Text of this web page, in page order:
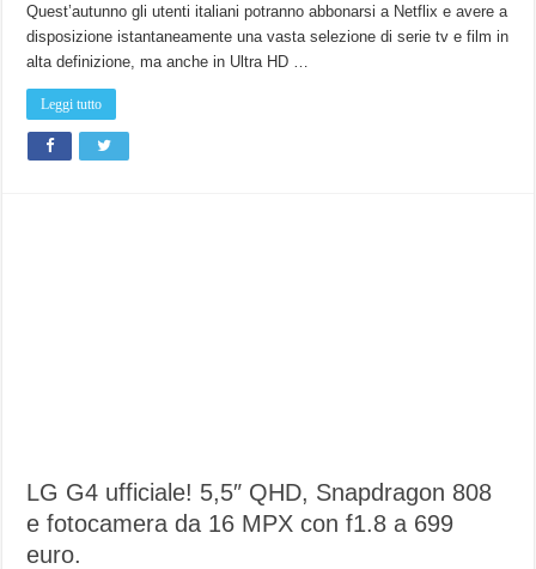
Italia
a
Ottobre
Quest’autunno gli utenti italiani potranno abbonarsi a Netflix e avere a
disposizione istantaneamente una vasta selezione di serie tv e film in
alta definizione, ma anche in Ultra HD …
Leggi tutto
LG G4 ufficiale! 5,5″ QHD, Snapdragon 808
e fotocamera da 16 MPX con f1.8 a 699
euro.